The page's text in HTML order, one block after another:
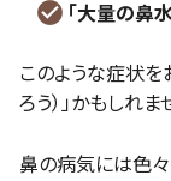
「大量の鼻
このような症状を
ろう）」かもしれま
鼻の病気には色